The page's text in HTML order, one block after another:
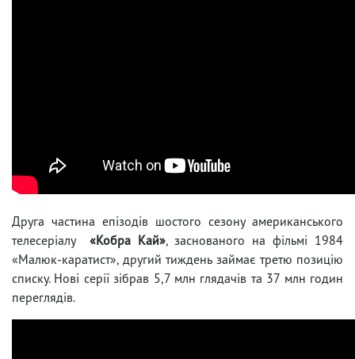
Друга частина епізодів шостого сезону американського
телесеріалу «Кобра Кай», заснованого на фільмі 1984
«Малюк-каратист», другий тиждень займає третю позицію
списку. Нові серії зібрав 5,7 млн ​​глядачів та 37 млн ​​годин
переглядів.